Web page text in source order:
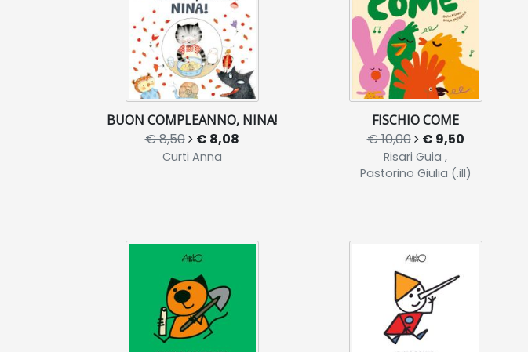
BUON COMPLEANNO, NINA!
€ 8,50 € 8,08
Curti Anna
FISCHIO COME
€ 10,00 € 9,50
Risari Guia ,
Pastorino Giulia (.ill)